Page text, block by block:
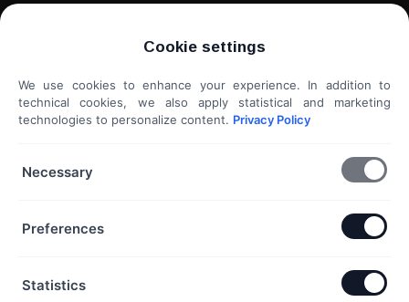
Weboldal kiértékelés
Shoprenter / Unas webshop készítés
Hideg e-mail megkeresés
További szolgáltatások...
+36 20 453 3533
Cookie settings
We use cookies to enhance your experience. In addition to
technical cookies, we also apply statistical and marketing
technologies to personalize content. Privacy Policy
Necessary
Preferences
Statistics